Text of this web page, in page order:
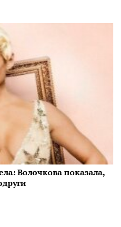
Волочкова показала,